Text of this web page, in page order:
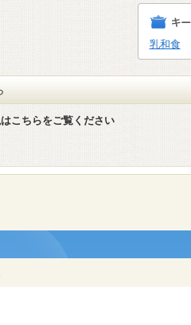
乳和食
こちらをご覧ください